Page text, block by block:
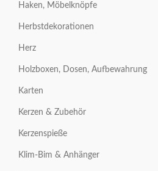
Haken, Möbelknöpfe
Herbstdekorationen
Herz
Holzboxen, Dosen, Aufbewahrung
Karten
Kerzen & Zubehör
Kerzenspieße
Klim-Bim & Anhänger